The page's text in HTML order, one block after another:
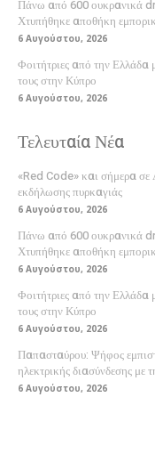
Πάνω από 600 ουκρανικά
Χτυπήθηκε αποθήκη
6 Αυγούστου, 2026
Φοιτήτριες από την Ελλάδα
τους στην Κύπρο
6 Αυγούστου, 2026
Τελευταία Νέα
«Red Code» και σήμερα σε
εκδήλωσης πυρκαγιάς
6 Αυγούστου, 2026
Πάνω από 600 ουκρανικά
Χτυπήθηκε αποθήκη
6 Αυγούστου, 2026
Φοιτήτριες από την Ελλάδα
τους στην Κύπρο
6 Αυγούστου, 2026
Παπασταύρου: Ψήφος
ηλεκτρικής διασύνδεσης με
6 Αυγούστου, 2026